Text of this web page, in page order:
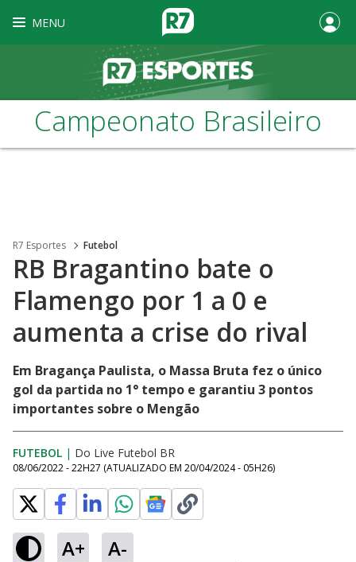
MENU
Campeonato Brasileiro
R7 Esportes Futebol
RB Bragantino bate o
Flamengo por 1 a 0 e
aumenta a crise do rival
Em Bragança Paulista, o Massa Bruta fez o único
gol da partida no 1° tempo e garantiu 3 pontos
importantes sobre o Mengão
FUTEBOL | Do Live Futebol BR
08/06/2022 - 22H27 (ATUALIZADO EM 20/04/2024 - 05H26)
A+ A-